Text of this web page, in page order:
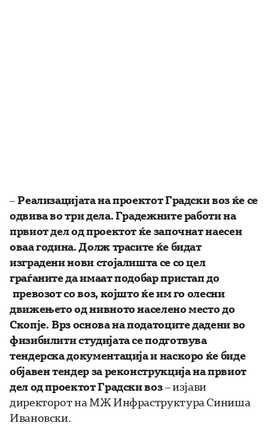
–Реализацијата на проектот Градски воз ќе се
одвива во три дела. Градежните работи на
првиот дел од проектот ќе започнат наесен
оваа година. Долж трасите ќе бидат
изградени нови стојалишта се со цел
граѓаните да имаат подобар пристап до
превозот со воз, којшто ќе им го олесни
движењето од нивното населено место до
Скопје. Врз основа на податоците дадени во
физибилити студијата се подготвува
тендерска документација и наскоро ќе биде
објавен тендер за реконструкција на првиот
дел од проектот Градски воз– изјави
директорот на МЖ Инфраструктура Синиша
Ивановски.